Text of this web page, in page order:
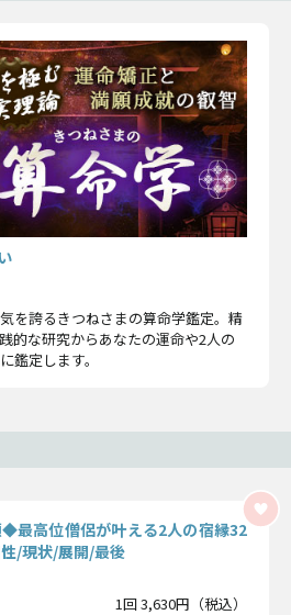
を誇るきつねさまの算命学鑑定。精
的な研究からあなたの運命や2人の
鑑定します。
最高位僧侶が叶える2人の宿縁32
/現状/展開/最後
1回 3,630円（税込）